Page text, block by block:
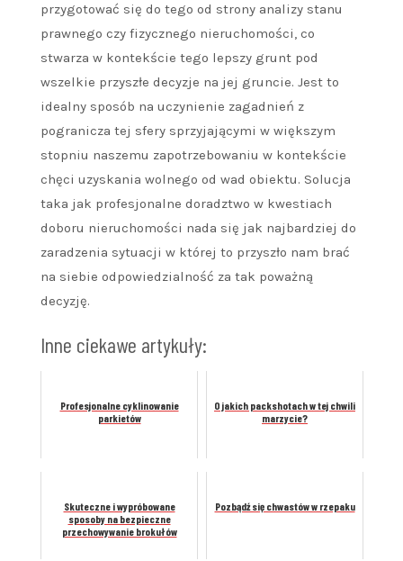
przygotować się do tego od strony analizy stanu
prawnego czy fizycznego nieruchomości, co
stwarza w kontekście tego lepszy grunt pod
wszelkie przyszłe decyzje na jej gruncie. Jest to
idealny sposób na uczynienie zagadnień z
pogranicza tej sfery sprzyjającymi w większym
stopniu naszemu zapotrzebowaniu w kontekście
chęci uzyskania wolnego od wad obiektu. Solucja
taka jak profesjonalne doradztwo w kwestiach
doboru nieruchomości nada się jak najbardziej do
zaradzenia sytuacji w której to przyszło nam brać
na siebie odpowiedzialność za tak poważną
decyzję.
Inne ciekawe artykuły:
Profesjonalne cyklinowanie
parkietów
O jakich packshotach w tej chwili
marzycie?
Skuteczne i wypróbowane
sposoby na bezpieczne
przechowywanie brokułów
Pozbądź się chwastów w rzepaku